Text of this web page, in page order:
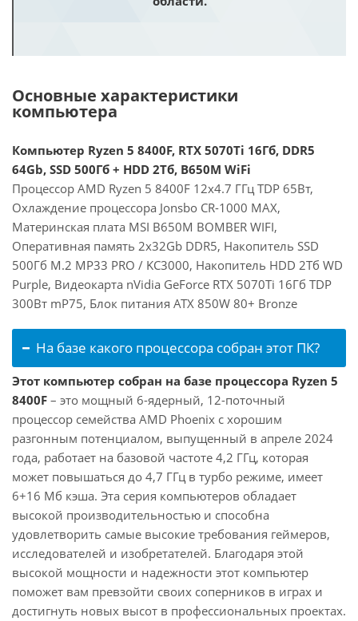
Основные характеристики
компьютера
Компьютер Ryzen 5 8400F, RTX 5070Ti 16Гб, DDR5
64Gb, SSD 500Гб + HDD 2Тб, B650M WiFi
Процессор AMD Ryzen 5 8400F 12x4.7 ГГц TDP 65Вт,
Охлаждение процессора Jonsbo CR-1000 MAX,
Материнская плата MSI B650M BOMBER WIFI,
Оперативная память 2x32Gb DDR5, Накопитель SSD
500Гб M.2 MP33 PRO / KC3000, Накопитель HDD 2Тб WD
Purple, Видеокарта nVidia GeForce RTX 5070Ti 16Гб TDP
300Вт mP75, Блок питания ATX 850W 80+ Bronze
На базе какого процессора собран этот ПК?
Этот компьютер собран на базе процессора Ryzen 5
8400F – это мощный 6-ядерный, 12-поточный
процессор семейства AMD Phoenix с хорошим
разгонным потенциалом, выпущенный в апреле 2024
года, работает на базовой частоте 4,2 ГГц, которая
может повышаться до 4,7 ГГц в турбо режиме, имеет
6+16 Мб кэша. Эта серия компьютеров обладает
высокой производительностью и способна
удовлетворить самые высокие требования геймеров,
исследователей и изобретателей. Благодаря этой
высокой мощности и надежности этот компьютер
поможет вам превзойти своих соперников в играх и
достигнуть новых высот в профессиональных проектах.